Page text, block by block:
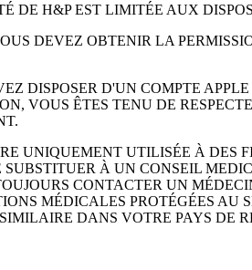
DE H&P EST LIMITÉE AUX
DEVEZ OBTENIR LA
DISPOSER D'UN COMPTE
VOUS ÊTES TENU DE
UNIQUEMENT UTILISÉE À DES
SUBSTITUER À UN CONSEIL
CONTACTER UN
MÉDICALES PROTÉGÉES
DANS VOTRE PAYS DE